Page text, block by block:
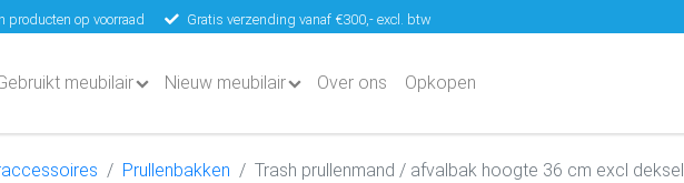
producten op voorraad Gratis verzending vanaf €300,- excl. btw
meubilair Nieuw meubilair Over ons Opkopen
Prullenbakken Trash prullenmand / afvalbak hoogte 36 cm excl deksel